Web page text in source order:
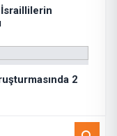
İsraillilerin
2